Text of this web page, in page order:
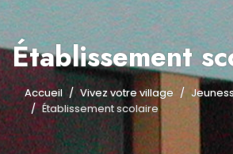
Établissement
Accueil Vivez votre village
Établissement scolaire